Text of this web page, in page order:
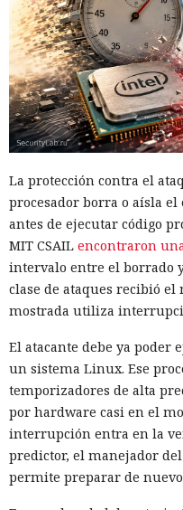
La protección contra el
procesador borra o aísla
antes de ejecutar código
MIT CSAIL encontraron
intervalo entre el borrado
clase de ataques recibió
mostrada utiliza
El atacante debe ya poder
un sistema Linux. Ese
temporizadores de alta
por hardware casi en el
interrupción entra en la
predictor, el manejador
permite preparar de